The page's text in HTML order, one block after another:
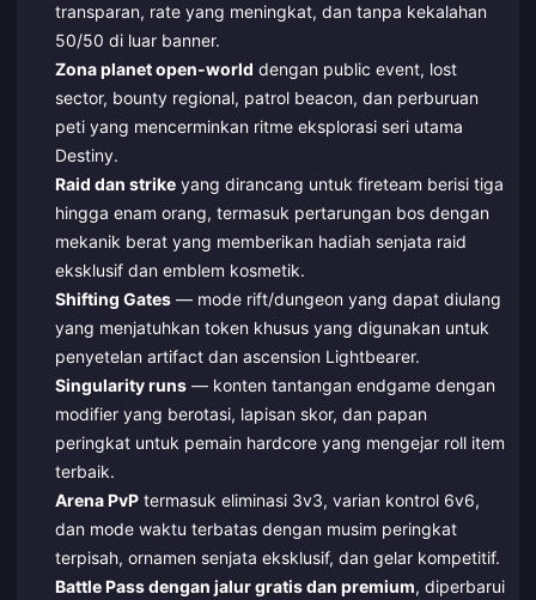
transparan, rate yang meningkat, dan tanpa kekalahan
50/50 di luar banner.
Zona planet open-world dengan public event, lost
sector, bounty regional, patrol beacon, dan perburuan
peti yang mencerminkan ritme eksplorasi seri utama
Destiny.
Raid dan strikeyang dirancang untuk fireteam berisi tiga
hingga enam orang, termasuk pertarungan bos dengan
mekanik berat yang memberikan hadiah senjata raid
eksklusif dan emblem kosmetik.
Shifting Gates— mode rift/dungeon yang dapat diulang
yang menjatuhkan token khusus yang digunakan untuk
penyetelan artifact dan ascension Lightbearer.
Singularity runs— konten tantangan endgame dengan
modifier yang berotasi, lapisan skor, dan papan
peringkat untuk pemain hardcore yang mengejar roll item
terbaik.
Arena PvPtermasuk eliminasi 3v3, varian kontrol 6v6,
dan mode waktu terbatas dengan musim peringkat
terpisah, ornamen senjata eksklusif, dan gelar kompetitif.
Battle Pass dengan jalur gratis dan premium, diperbarui